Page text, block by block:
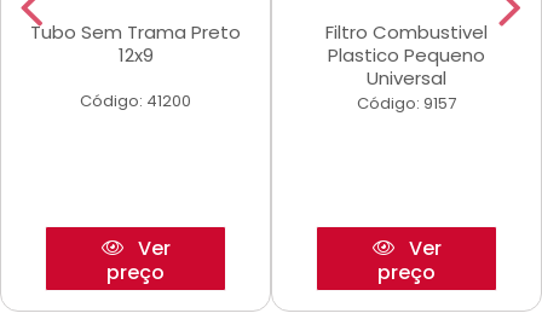
Tubo Sem Trama Preto
12x9
Código: 41200
Ver
preço
Filtro Combustivel
Plastico Pequeno
Universal
Código: 9157
Ver
preço